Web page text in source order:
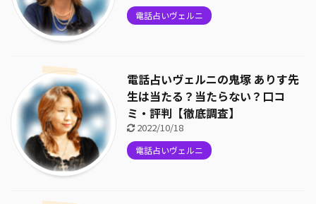
電話占いヴェルニ
電話占いヴェルニの鬼塚 ありす先
生は当たる？当たらない？口コ
ミ・評判【徹底調査】
2022/10/18
電話占いヴェルニ